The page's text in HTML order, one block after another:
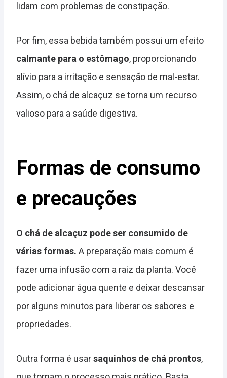
lidam com problemas de constipação.
Por fim, essa bebida também possui um efeito
calmante para o estômago, proporcionando
alívio para a irritação e sensação de mal-estar.
Assim, o chá de alcaçuz se torna um recurso
valioso para a saúde digestiva.
Formas de consumo
e precauções
O chá de alcaçuz pode ser consumido de
várias formas. A preparação mais comum é
fazer uma infusão com a raiz da planta. Você
pode adicionar água quente e deixar descansar
por alguns minutos para liberar os sabores e
propriedades.
Outra forma é usarsaquinhos de chá prontos,